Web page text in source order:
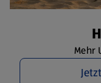
Mehr